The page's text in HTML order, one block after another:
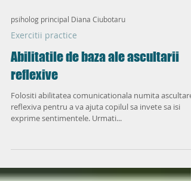
psiholog principal Diana Ciubotaru
Exercitii practice
Abilitatile de baza ale ascultarii
reflexive
Folositi abilitatea comunicationala numita ascultare